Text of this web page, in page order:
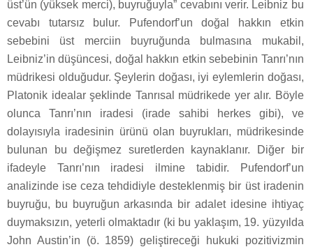
üst’ün (yüksek merci), buyruğuyla” cevabını verir. Leibniz bu
cevabı tutarsız bulur. Pufendorf’un doğal hakkın etkin
sebebini üst merciin buyruğunda bulmasına mukabil,
Leibniz’in düşüncesi, doğal hakkın etkin sebebinin Tanrı’nın
müdrikesi olduğudur. Şeylerin doğası, iyi eylemlerin doğası,
Platonik idealar şeklinde Tanrısal müdrikede yer alır. Böyle
olunca Tanrı’nın iradesi (irade sahibi herkes gibi), ve
dolayısıyla iradesinin ürünü olan buyrukları, müdrikesinde
bulunan bu değişmez suretlerden kaynaklanır. Diğer bir
ifadeyle Tanrı’nın iradesi ilmine tabidir. Pufendorf’un
analizinde ise ceza tehdidiyle desteklenmiş bir üst iradenin
buyruğu, bu buyruğun arkasında bir adalet idesine ihtiyaç
duymaksızın, yeterli olmaktadır (ki bu yaklaşım, 19. yüzyılda
John Austin’in (ö. 1859) geliştireceği hukuki pozitivizmin